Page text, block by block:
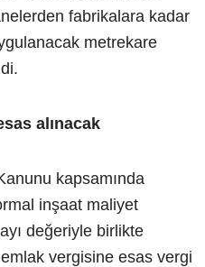
fabrikalara kadar
metrekare
alınacak
kapsamında
inşaat maliyet
değeriyle birlikte
vergisine esas vergi